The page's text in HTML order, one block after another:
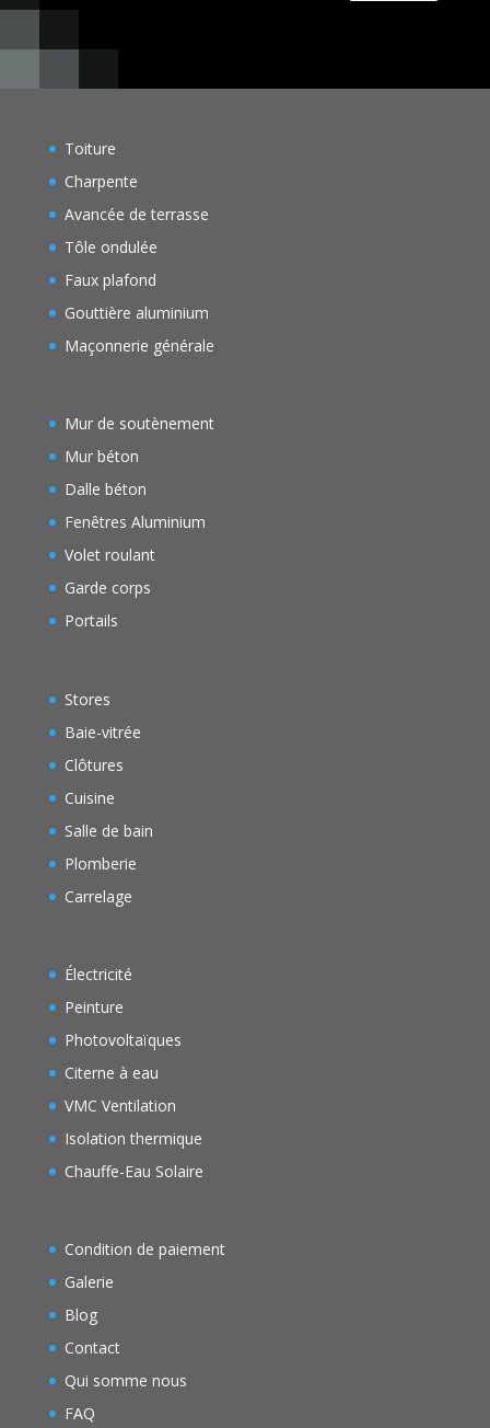
Toiture
Charpente
Avancée de terrasse
Tôle ondulée
Faux plafond
Gouttière aluminium
Maçonnerie générale
Mur de soutènement
Mur béton
Dalle béton
Fenêtres Aluminium
Volet roulant
Garde corps
Portails
Stores
Baie-vitrée
Clôtures
Cuisine
Salle de bain
Plomberie
Carrelage
Électricité
Peinture
Photovoltaïques
Citerne à eau
VMC Ventilation
Isolation thermique
Chauffe-Eau Solaire
Condition de paiement
Galerie
Blog
Contact
Qui somme nous
FAQ